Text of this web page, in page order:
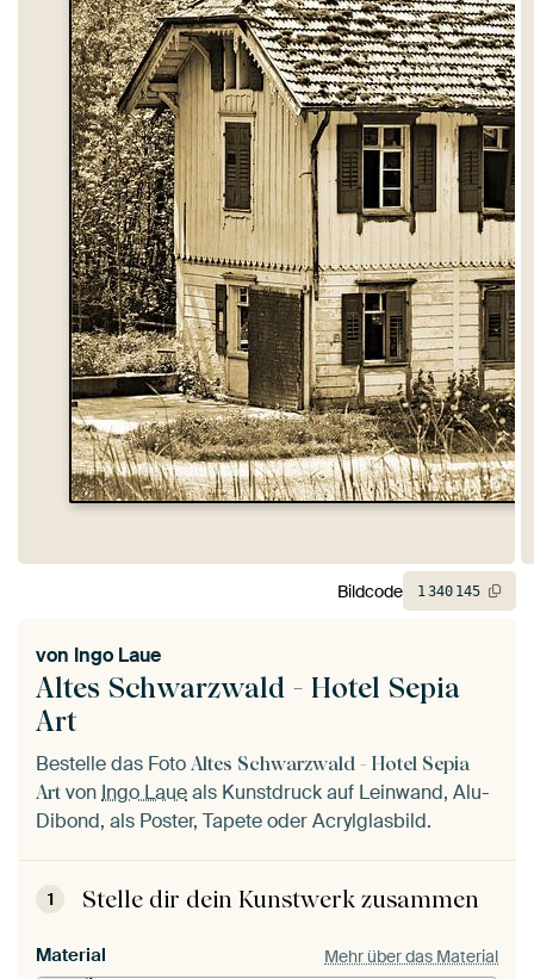
Altes Schwarzwald - Hotel Sepia
Art
von Ingo Laue
Bestelle das Foto Altes Schwarzwald - Hotel Sepia
Art vonIngo Laueals Kunstdruck auf Leinwand, Alu-
Dibond, als Poster, Tapete oder Acrylglasbild.
1 Stelle dir dein Kunstwerk zusammen
Material Mehr über das Material
Bildcode 1340 145